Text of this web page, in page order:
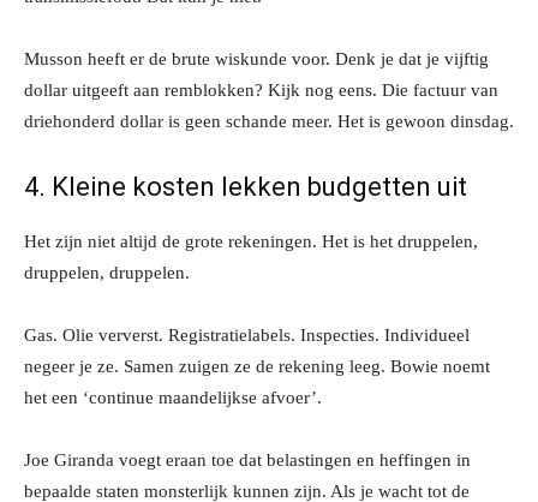
Musson heeft er de brute wiskunde voor. Denk je dat je vijftig
dollar uitgeeft aan remblokken? Kijk nog eens. Die factuur van
driehonderd dollar is geen schande meer. Het is gewoon dinsdag.
4. Kleine kosten lekken budgetten uit
Het zijn niet altijd de grote rekeningen. Het is het druppelen,
druppelen, druppelen.
Gas. Olie ververst. Registratielabels. Inspecties. Individueel
negeer je ze. Samen zuigen ze de rekening leeg. Bowie noemt
het een ‘continue maandelijkse afvoer’.
Joe Giranda voegt eraan toe dat belastingen en heffingen in
bepaalde staten monsterlijk kunnen zijn. Als je wacht tot de